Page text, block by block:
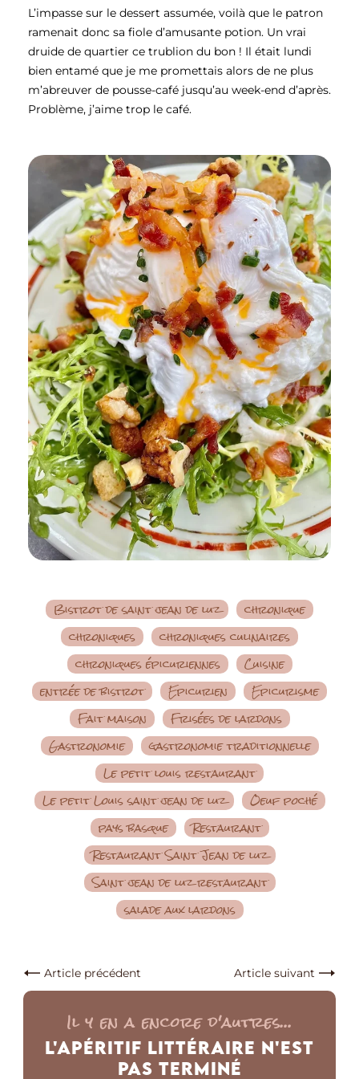
L’impasse sur le dessert assumée, voilà que le patron
ramenait donc sa fiole d’amusante potion. Un vrai
druide de quartier ce trublion du bon ! Il était lundi
bien entamé que je me promettais alors de ne plus
m’abreuver de pousse-café jusqu’au week-end d’après.
Problème, j’aime trop le café.
Bistrot de saint jean de luz
chronique
chroniques
chroniques culinaires
chroniques épicuriennes
Cuisine
entrée de bistrot
Epicurien
Epicurisme
Fait maison
Frisées de lardons
Gastronomie
gastronomie traditionnelle
Le petit louis restaurant
Le petit Louis saint jean de luz
Oeuf poché
pays basque
Restaurant
Restaurant Saint Jean de luz
Saint jean de luz restaurant
salade aux lardons
Article précédent Article suivant
Il y en a encore d'autres...
L'Apéritif Littéraire n'est
pas Terminé